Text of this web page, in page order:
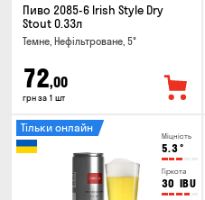
Пиво 2085-6 Irish Style Dry
Stout 0.33л
Темне, Нефільтроване, 5°
72,00
грн за 1 шт
Міцність
5.3°
Гіркота
30 IBU
Тільки онлайн